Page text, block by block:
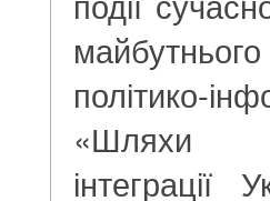
політико-
«Шляхи
інтеграції